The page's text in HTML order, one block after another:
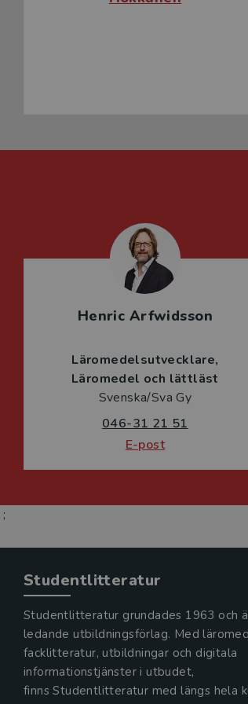
Henric Arfwidsson
Läromedelsutvecklare
Läromedel och lättläst
Svenska/Sva Gy
046-31 21 51
E-post
;
Studentlitteratur
Studentlitteratur grundades 1963 och
ledande utbildningsförlag. Med
facklitteratur, utbildningar och digitala
informationstjänster i utbudet,
finns Studentlitteratur med längs hela